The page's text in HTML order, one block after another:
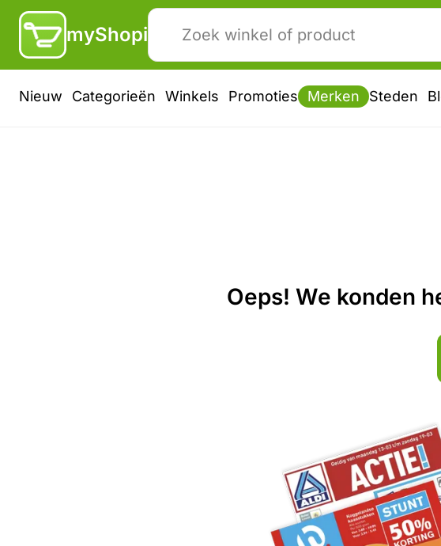
myShopi
Nieuw Categorieën Winkels Promoties Merken Steden
Oeps! We konden